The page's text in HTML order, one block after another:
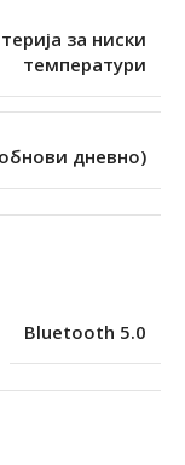
за ниски
температури
дневно)
Bluetooth 5.0